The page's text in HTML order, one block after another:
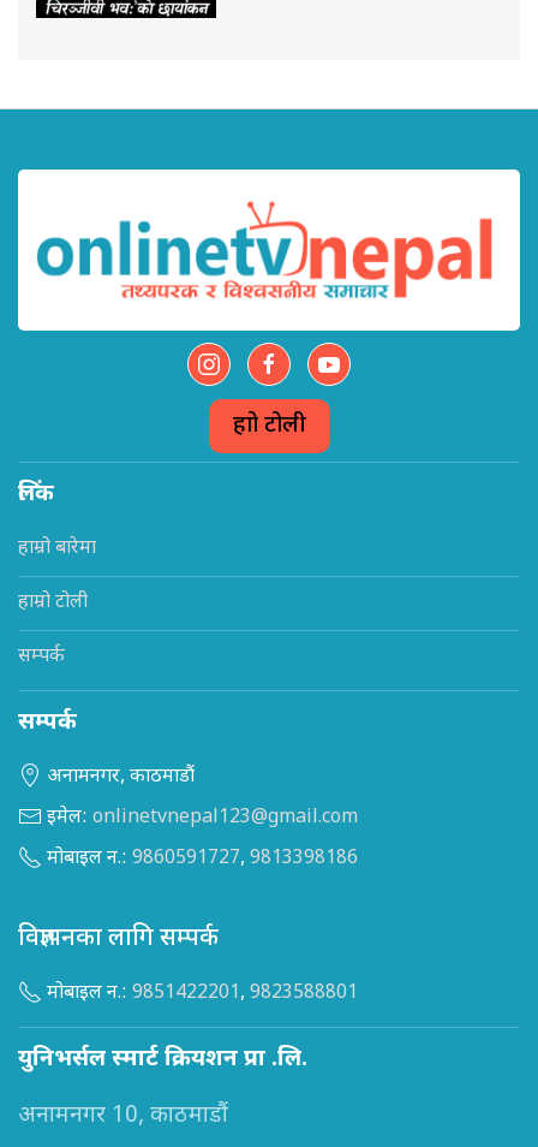
हाम्रो टोली
लिंक
हाम्रो बारेमा
हाम्रो टोली
सम्पर्क
सम्पर्क
अनामनगर, काठमाडौं
इमेल: onlinetvnepal123@gmail.com
मोबाइल न.: 9860591727, 9813398186
विज्ञापनका लागि सम्पर्क
मोबाइल न.: 9851422201, 9823588801
युनिभर्सल स्मार्ट क्रियशन प्रा .लि.
अनामनगर 10, काठमाडौं